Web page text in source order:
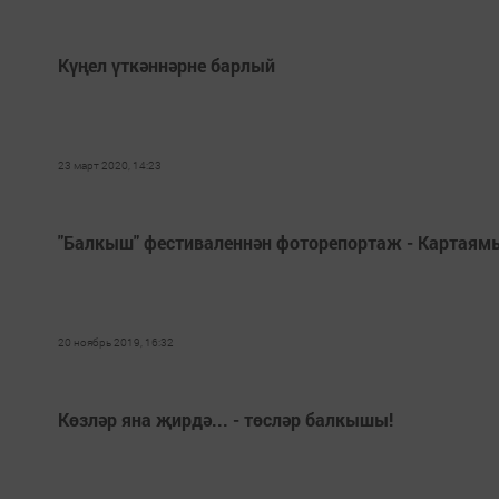
Күңел үткәннәрне барлый
23 март 2020, 14:23
"Балкыш" фестиваленнән фоторепортаж -
20 ноябрь 2019, 16:32
Көзләр яна җирдә... - төсләр балкышы!